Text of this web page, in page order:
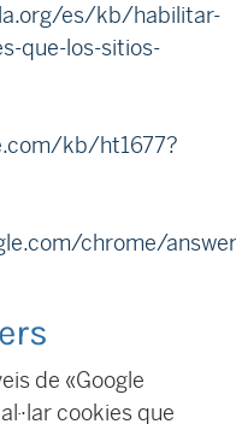
es/kb/habilitar-
que-los-sitios-
kb/ht1677?
chrome/
de «Google
cookies que